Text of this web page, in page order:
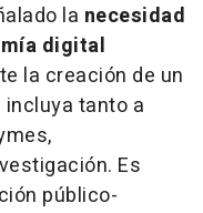
la necesidad
digital
la creación de un
tanto a
Es
público-